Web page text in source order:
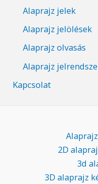
Alaprajz jelek
Alaprajz jelölések
Alaprajz olvasás
Alaprajz
Kapcsolat
2D
3d
3D alaprajz